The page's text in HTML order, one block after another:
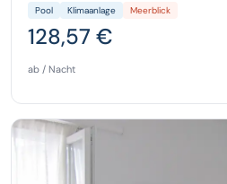
Pool Klimaanlage Meerblick
128,57 €
ab / Nacht